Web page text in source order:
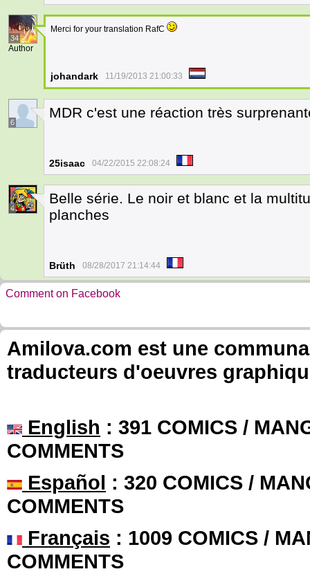
34
Author
Merci for your translation RafC
johandark 11/19/2013 21:00:33
6
MDR c'est une réaction très
25isaac 04/22/2015 22:08:24
4
Belle série. Le noir et blanc et la
planches
Brüth 08/28/2017 21:14:44
Comment on Facebook
Amilova.com est une
traducteurs d'oeuvres
English : 391 COMICS /
COMMENTS
Español : 320 COMICS /
COMMENTS
Français : 1009 COMICS /
COMMENTS